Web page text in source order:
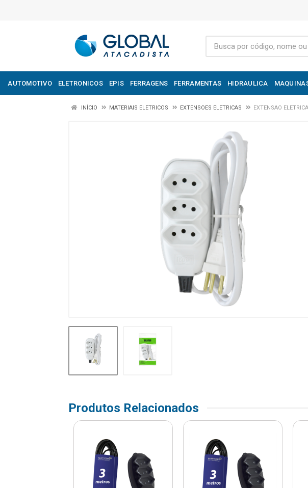
AUTOMOTIVO ELETRONICOS EPIS FERRAGENS FERRAMENTAS HIDRAULICA
INÍCIO MATERIAIS ELETRICOS EXTENSOES ELETRICAS EXTENSAO
Produtos Relacionados